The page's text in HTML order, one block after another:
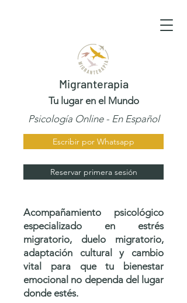
Migranterapia
Tu lugar en el Mundo
Psicología Online - En Español
Escribir por Whatsapp
Reservar primera sesión
Acompañamiento psicológico
especializado en estrés
migratorio, duelo migratorio,
adaptación cultural y cambio
vital para que tu bienestar
emocional no dependa del lugar
donde estés.